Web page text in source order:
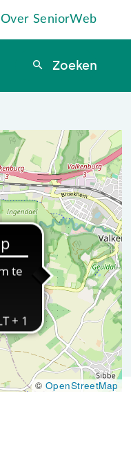
Over SeniorWeb
Zoeken
Zoeken
© OpenStreetMap